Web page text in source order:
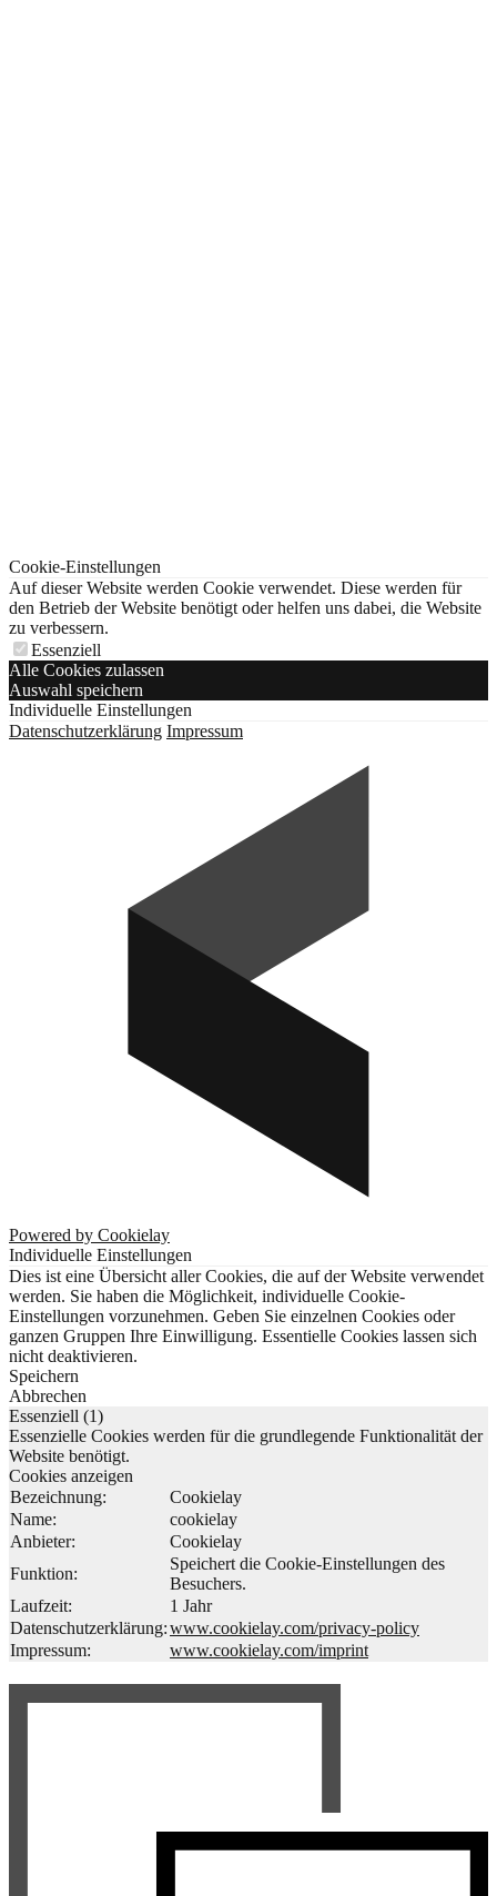
Cookie-Einstellungen
Auf dieser Website werden Cookie verwendet. Diese werden für
den Betrieb der Website benötigt oder helfen uns dabei, die Website
zu verbessern.
Essenziell
Alle Cookies zulassen
Auswahl speichern
Individuelle Einstellungen
Datenschutzerklärung Impressum
Powered by Cookielay
Individuelle Einstellungen
Dies ist eine Übersicht aller Cookies, die auf der Website verwendet
werden. Sie haben die Möglichkeit, individuelle Cookie-
Einstellungen vorzunehmen. Geben Sie einzelnen Cookies oder
ganzen Gruppen Ihre Einwilligung. Essentielle Cookies lassen sich
nicht deaktivieren.
Speichern
Abbrechen
Essenziell (1)
Essenzielle Cookies werden für die grundlegende Funktionalität der
Website benötigt.
Cookies anzeigen
Bezeichnung:
Cookielay
Name:
cookielay
Anbieter:
Cookielay
Funktion:
Speichert die Cookie-Einstellungen des
Besuchers.
Laufzeit:
1 Jahr
Datenschutzerklärung:www.cookielay.com/privacy-policy
Impressum:
www.cookielay.com/imprint